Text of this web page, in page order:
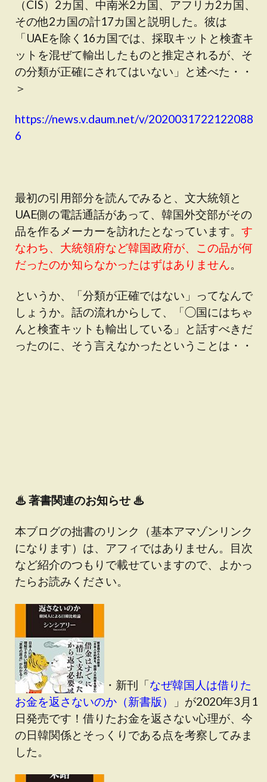
（CIS）2カ国、中南米2カ国、アフリカ2カ国、
その他2カ国の計17カ国と説明した。彼は
「UAEを除く16カ国では、採取キットと検査キ
ットを混ぜて輸出したものと推定されるが、そ
の分類が正確にされてはいない」と述べた・・
＞
https://news.v.daum.net/v/2020031722122088
6
最初の引用部分を読んでみると、文大統領と
UAE側の電話通話があって、韓国外交部がその
品を作るメーカーを訪れたとなっています。 す
なわち、大統領府など韓国政府が、この品が何
だったのか知らなかったはずはありません。
というか、「分類が正確ではない」ってなんで
しょうか。話の流れからして、「◯国にはちゃ
んと検査キットも輸出している」と話すべきだ
ったのに、そう言えなかったということは・・
♨著書関連のお知らせ ♨
本ブログの拙書のリンク（基本アマゾンリンク
になります）は、アフィではありません。目次
など紹介のつもりで載せていますので、よかっ
たらお読みください。
・新刊「なぜ韓国人は借りた
お金を返さないのか（新書版）
」が2020年3月1
日発売です！借りたお金を返さない心理が、今
の日韓関係とそっくりである点を考察してみま
した。